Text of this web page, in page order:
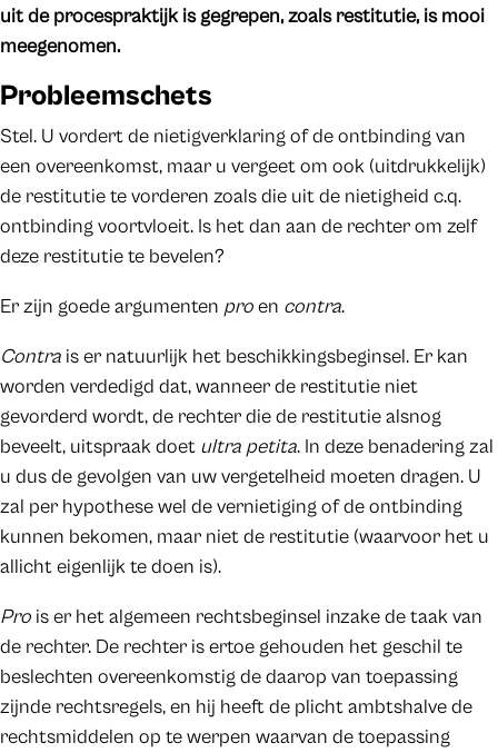
uit de procespraktijk is gegrepen, zoals restitutie, is mooi
meegenomen.
Probleemschets
Stel. U vordert de nietigverklaring of de ontbinding van
een overeenkomst, maar u vergeet om ook (uitdrukkelijk)
de restitutie te vorderen zoals die uit de nietigheid c.q.
ontbinding voortvloeit. Is het dan aan de rechter om zelf
deze restitutie te bevelen?
Er zijn goede argumenten proen contra.
Contra is er natuurlijk het beschikkingsbeginsel. Er kan
worden verdedigd dat, wanneer de restitutie niet
gevorderd wordt, de rechter die de restitutie alsnog
beveelt, uitspraak doet ultra petita. In deze benadering zal
u dus de gevolgen van uw vergetelheid moeten dragen. U
zal per hypothese wel de vernietiging of de ontbinding
kunnen bekomen, maar niet de restitutie (waarvoor het u
allicht eigenlijk te doen is).
Pro is er het algemeen rechtsbeginsel inzake de taak van
de rechter. De rechter is ertoe gehouden het geschil te
beslechten overeenkomstig de daarop van toepassing
zijnde rechtsregels, en hij heeft de plicht ambtshalve de
rechtsmiddelen op te werpen waarvan de toepassing